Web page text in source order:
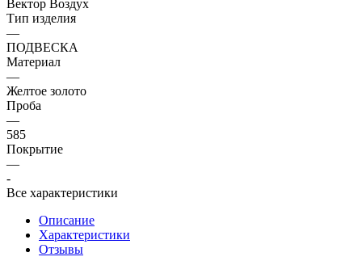
Вектор Воздух
Тип изделия
—
ПОДВЕСКА
Материал
—
Желтое золото
Проба
—
585
Покрытие
—
-
Все характеристики
Описание
Характеристики
Отзывы